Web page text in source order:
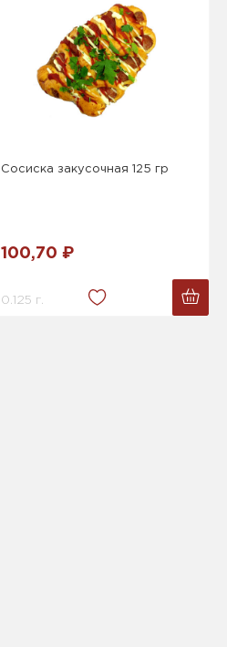
Сосиска закусочная 125 гр
100,70 ₽
0.125 г.